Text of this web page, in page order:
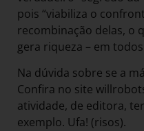
pois “viabiliza o
recombinação delas, o
gera riqueza – em
Na dúvida sobre se a
Confira no site
atividade, de editora,
exemplo. Ufa! (risos).